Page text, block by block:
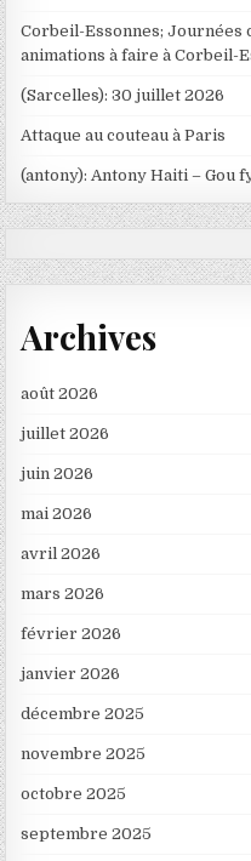
Corbeil-Essonnes; Journées
animations à faire à Corbeil-
(Sarcelles): 30 juillet 2026
Attaque au couteau à Paris
(antony): Antony Haiti – Gou
Archives
août 2026
juillet 2026
juin 2026
mai 2026
avril 2026
mars 2026
février 2026
janvier 2026
décembre 2025
novembre 2025
octobre 2025
septembre 2025